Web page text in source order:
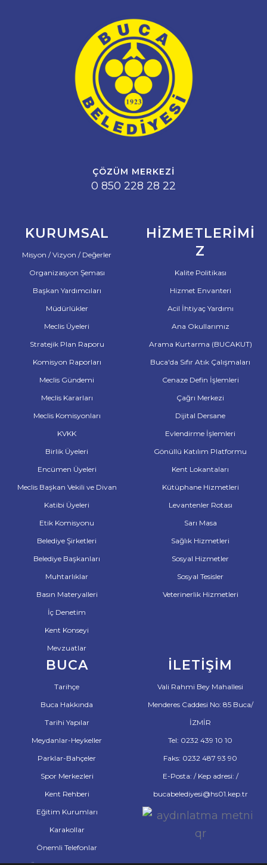
ÇÖZÜM MERKEZI
0 850 228 28 22
KURUMSAL
Misyon / Vizyon / Değerler
Organizasyon Şeması
Başkan Yardımcıları
Müdürlükler
Meclis Üyeleri
Stratejik Plan Raporu
Komisyon Raporları
Meclis Gündemi
Meclis Kararları
Meclis Komisyonları
KVKK
Birlik Üyeleri
Encümen Üyeleri
Meclis Başkan Vekili ve Divan
Katibi Üyeleri
Etik Komisyonu
Belediye Şirketleri
Belediye Başkanları
Muhtarlıklar
Basın Materyalleri
İç Denetim
Kent Konseyi
Mevzuatlar
HIZMETLERIMI
Z
Kalite Politikası
Hizmet Envanteri
Acil İhtiyaç Yardımı
Ana Okullarımız
Arama Kurtarma (BUCAKUT)
Buca'da Sıfır Atık Çalışmaları
Cenaze Defin İşlemleri
Çağrı Merkezi
Dijital Dersane
Evlendirme İşlemleri
Gönüllü Katılım Platformu
Kent Lokantaları
Kütüphane Hizmetleri
Levantenler Rotası
Sarı Masa
Sağlık Hizmetleri
Sosyal Hizmetler
Sosyal Tesisler
Veterinerlik Hizmetleri
BUCA
Tarihçe
Buca Hakkında
Tarihi Yapılar
Meydanlar-Heykeller
Parklar-Bahçeler
Spor Merkezleri
Kent Rehberi
Eğitim Kurumları
Karakollar
Önemli Telefonlar
İLETIŞIM
Vali Rahmi Bey Mahallesi
Menderes Caddesi No: 85 Buca/
İZMİR
Tel: 0232 439 10 10
Faks: 0232 487 93 90
E-Posta: / Kep adresi: /
bucabelediyesi@hs01.kep.tr